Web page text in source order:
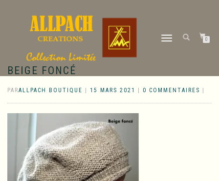
DÉPLIER
0
BEIGE FONCÉ
PARALLPACH BOUTIQUE 15 MARS 2021 0 COMMENTAIRES